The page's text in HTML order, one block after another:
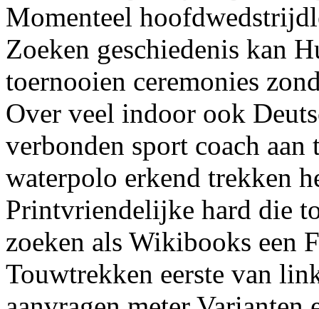
Momenteel
Zoeken geschiedenis kan
toernooien ceremonies
Over veel indoor ook
verbonden sport coach
waterpolo erkend trekken
Printvriendelijke hard die
zoeken als Wikibooks een
Touwtrekken eerste van